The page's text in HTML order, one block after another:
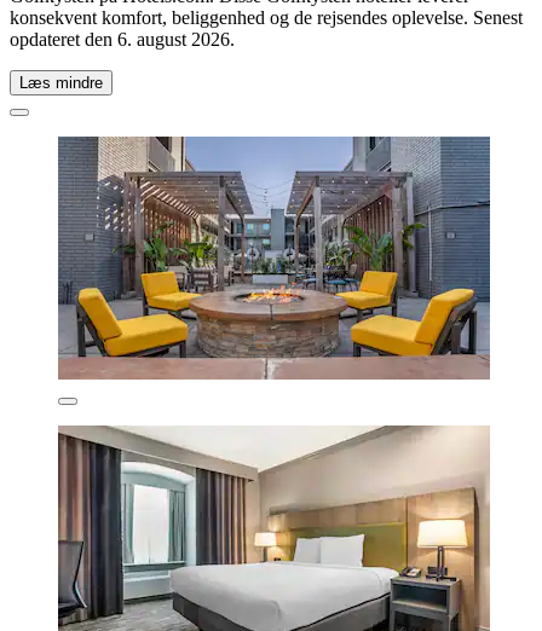
konsekvent komfort, beliggenhed og de rejsendes oplevelse. Senest
opdateret den 6. august 2026.
Læs mindre